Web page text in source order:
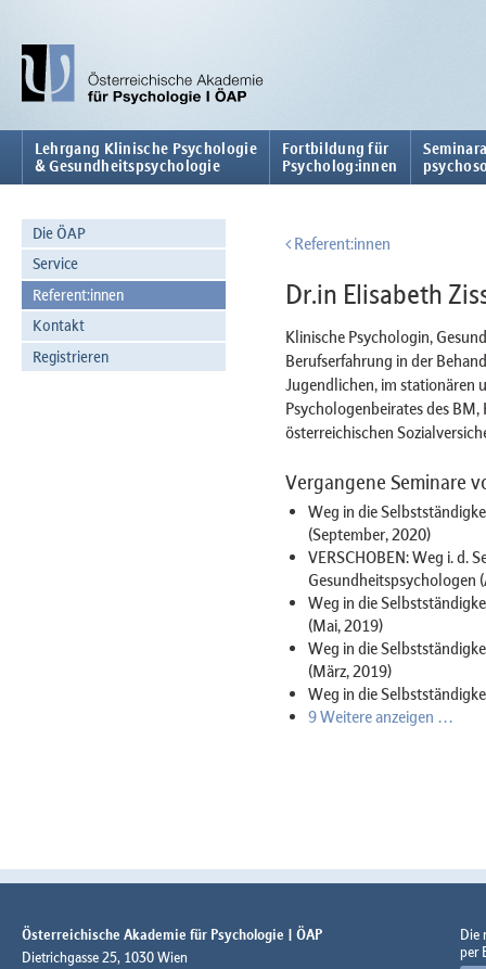
Lehrgang Klinische Psychologie
& Gesundheitspsychologie
Fortbildung für
Psycholog:innen
Die ÖAP
Service
Referent:innen
Kontakt
Registrieren
Referent:innen
Dr.in Elisabeth
Klinische Psychologin,
Berufserfahrung in der
Jugendlichen, im stationären
Psychologenbeirates des
österreichischen
Vergangene Seminare
Weg in die
(September, 2020)
VERSCHOBEN: Weg i. d.
Gesundheitspsychologen
Weg in die
(Mai, 2019)
Weg in die
(März, 2019)
Weg in die
9 Weitere anzeigen …
Österreichische Akademie für Psychologie | ÖAP
Dietrichgasse 25, 1030 Wien
Die
per